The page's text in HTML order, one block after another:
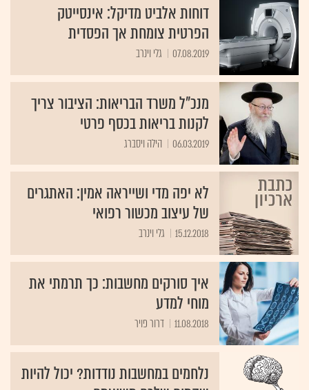
דוחות אלביט מדיקל: אינסייטק
הפרטית צומחת אך הפסדית
07.08.2019 גלי וינרב
מנכ"ל משרד הבריאות: הציבור צריך
לקנות בריאות בכסף פרטי
06.03.2019 הילה ויסברג
לא יפה מדי ושייראה אמין: האתגרים
של עיצוב מכשור רפואי
15.12.2018 גלי וינרב
איך סורקים מחשבות: כך תרמתי את
מוחי למדע
11.08.2018 דרור פויר
נלחמים במחשבות נודדות? יכול להיות